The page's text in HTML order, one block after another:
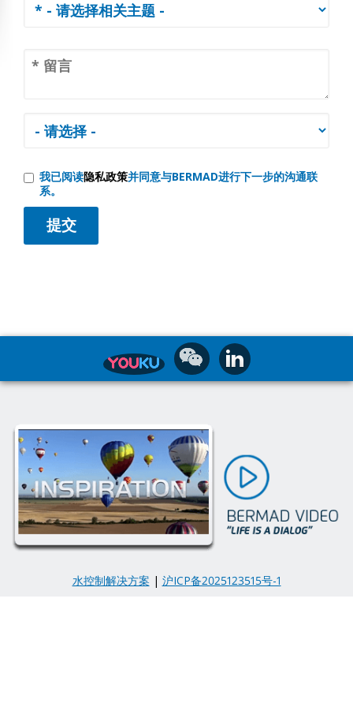
我已阅读隐私政策并同意与BERMAD进行下一步的沟通联
系。
水控制解决方案 | 沪ICP备2025123515号-1